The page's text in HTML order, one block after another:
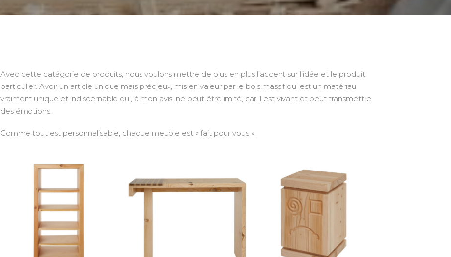
Avec cette catégorie de produits, nous voulons mettre de plus en plus l’accent sur l’idée et le produit
particulier. Avoir un article unique mais précieux, mis en valeur par le bois massif qui est un matériau
vraiment unique et indiscernable qui, à mon avis, ne peut être imité, car il est vivant et peut transmettre
des émotions.
Comme tout est personnalisable, chaque meuble est « fait pour vous ».